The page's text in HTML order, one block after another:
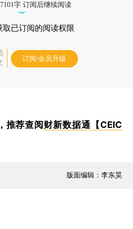
字 订阅后继续阅读
取已订阅的阅读权限
订阅/会员升级
推荐查阅 财新数据通【CEIC
版面编辑：李东昊